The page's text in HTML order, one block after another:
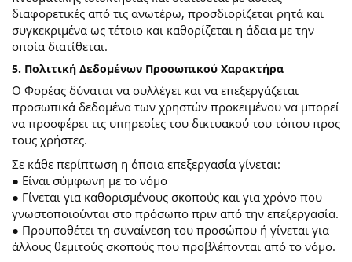
διαφορετικές από τις ανωτέρω, προσδιορίζεται ρητά και
συγκεκριμένα ως τέτοιο και καθορίζεται η άδεια με την
οποία διατίθεται.
5. Πολιτική Δεδομένων Προσωπικού Χαρακτήρα
Ο Φορέας δύναται να συλλέγει και να επεξεργάζεται
προσωπικά δεδομένα των χρηστών προκειμένου να μπορεί
να προσφέρει τις υπηρεσίες του δικτυακού του τόπου προς
τους χρήστες.
Σε κάθε περίπτωση η όποια επεξεργασία γίνεται:
● Είναι σύμφωνη με το νόμο
● Γίνεται για καθορισμένους σκοπούς και για χρόνο που
γνωστοποιούνται στο πρόσωπο πριν από την επεξεργασία.
● Προϋποθέτει τη συναίνεση του προσώπου ή γίνεται για
άλλους θεμιτούς σκοπούς που προβλέπονται από το νόμο.